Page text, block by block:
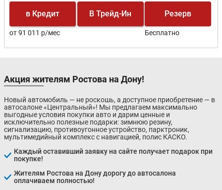
в Кредит
от 91 011 р/мес
В Трейд-Ин Резерв
Бесплатно
Акция жителям Ростова на Дону!
Новый автомобиль — не роскошь, а доступное приобретение — в
автосалоне «Центральный»! Мы предлагаем максимально
выгодные условия покупки авто и дарим ценные и
исключительно полезные подарки: зимнюю резину,
сигнализацию, противоугонное устройство, парктроник,
мультимедийный комплекс с навигацией, полис КАСКО.
Каждый оставивший заявку на сайте получает подарок при
покупке!
Жителям Ростова на Дону дорогу до автосалона
оплачиваем полностью!